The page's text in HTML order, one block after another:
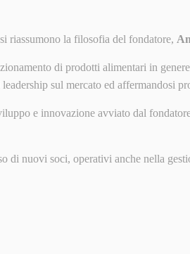
riassumono la filosofia del fondatore,
di prodotti alimentari in
sul mercato ed affermandosi
e innovazione avviato dal
di nuovi soci, operativi anche nella